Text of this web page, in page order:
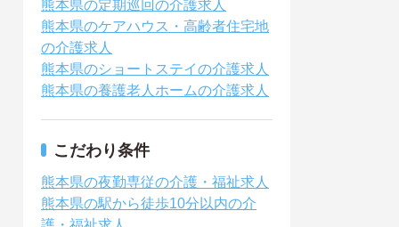
熊本県の定期巡回の介護求人
熊本県のケアハウス・高齢者住宅地
の介護求人
熊本県のショートステイの介護求人
熊本県の養護老人ホームの介護求人
こだわり条件
熊本県の夜勤専従の介護・福祉求人
熊本県の駅から徒歩10分以内の介